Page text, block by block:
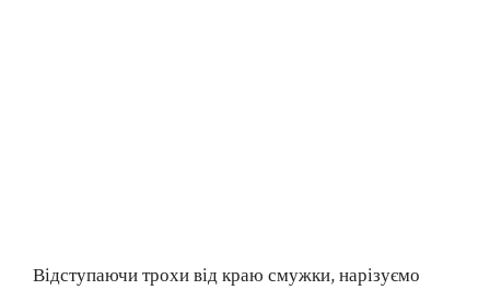
Відступаючи трохи від краю смужки, нарізуємо